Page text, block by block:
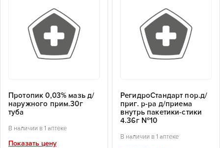
Протопик 0,03% мазь д/
наружного прим.30г
туба
В наличии в 1 аптеке
Показать цену
РегидроСтандарт пор.д/
приг. р-ра д/приема
внутрь пакетики-стики
4.36г №10
В наличии в 1 аптеке